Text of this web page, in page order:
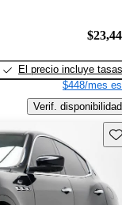
El precio incluye tasas
$448/mes
Verif. disponibilidad